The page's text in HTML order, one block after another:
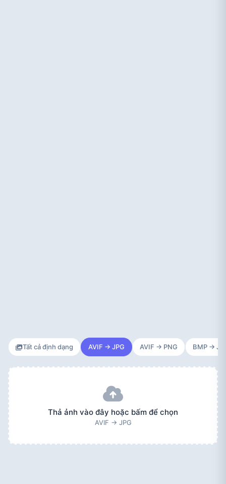
Tất cả định dạng AVIF → JPG AVIF → PNG BMP →
Thả ảnh vào đây hoặc bấm để chọn
AVIF → JPG